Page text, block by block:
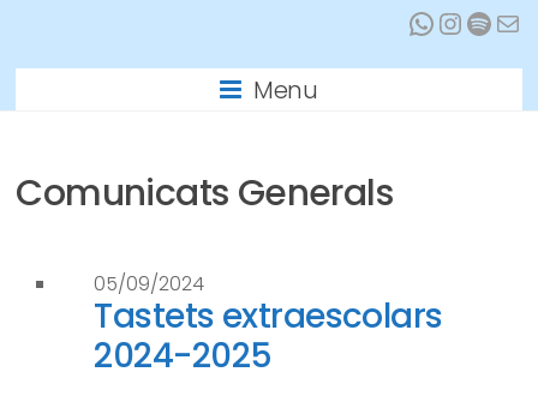
Menu
Comunicats Generals
05/09/2024
Tastets extraescolars
2024-2025